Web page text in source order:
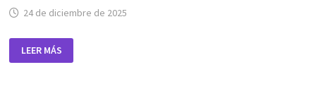
24 de diciembre de 2025
TENEMOS
LA
LEER MÁS